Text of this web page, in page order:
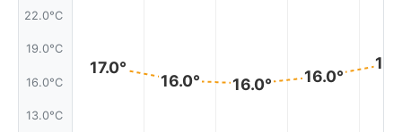
22.0°C
19.0°C
16.0°C
13.0°C
17.0°
16.0° 16.0° 16.0°